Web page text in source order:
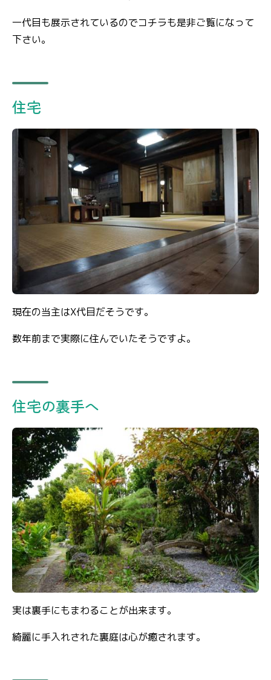
一代目も展示されているのでコチラも是非ご覧になって
下さい。
住宅
現在の当主はX代目だそうです。
数年前まで実際に住んでいたそうですよ。
住宅の裏手へ
実は裏手にもまわることが出来ます。
綺麗に手入れされた裏庭は心が癒されます。